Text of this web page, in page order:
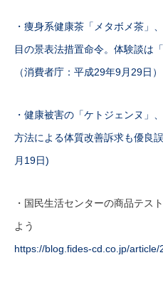
・痩身系健康茶「メタボメ茶」
目の景表法措置命令。体験談は
（消費者庁：平成29年9月29日）
・健康被害の「ケトジェンヌ」
方法による体質改善訴求も優
月19日)
・国民生活センターの商品テス
よう
https://blog.fides-cd.co.jp/